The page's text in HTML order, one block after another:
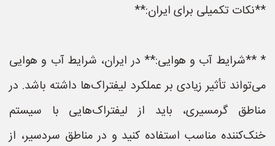
**نکات تکمیلی برای ایران:**
* **شرایط آب و هوایی:** در ایران، شرایط آب و هوایی
می‌تواند تأثیر زیادی بر عملکرد لیفتراک‌ها داشته باشد. در
مناطق گرمسیری، باید از لیفتراک‌هایی با سیستم
خنک‌کننده مناسب استفاده کنید و در مناطق سردسیر، از